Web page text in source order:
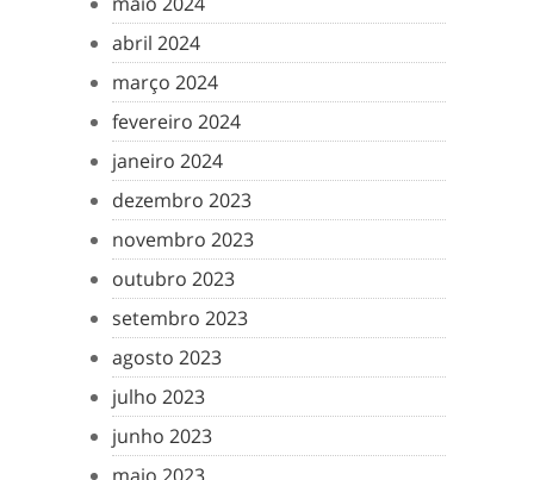
abril 2024
março 2024
fevereiro 2024
janeiro 2024
dezembro 2023
novembro 2023
outubro 2023
setembro 2023
agosto 2023
julho 2023
junho 2023